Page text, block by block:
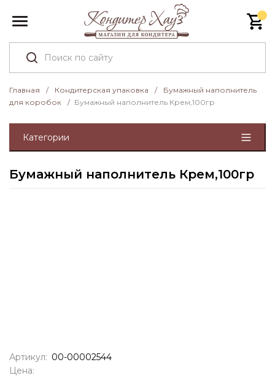
Главная / Кондитерская упаковка /
Бумажный наполнитель
для коробок
/ Бумажный наполнитель Крем,100гр
Категории
Бумажный наполнитель Крем,100гр
Артикул: 00-00002544
Цена: